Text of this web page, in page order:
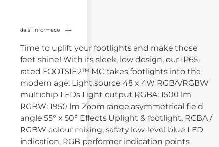
další informace
Time to uplift your footlights and make those
feet shine! With its sleek, low design, our IP65-
rated FOOTSIE2™ MC takes footlights into the
modern age. Light source 48 x 4W RGBA/RGBW
multichip LEDs Light output RGBA: 1500 lm
RGBW: 1950 lm Zoom range asymmetrical field
angle 55° x 50° Effects Uplight & footlight, RGBA /
RGBW colour mixing, safety low-level blue LED
indication, RGB performer indication points